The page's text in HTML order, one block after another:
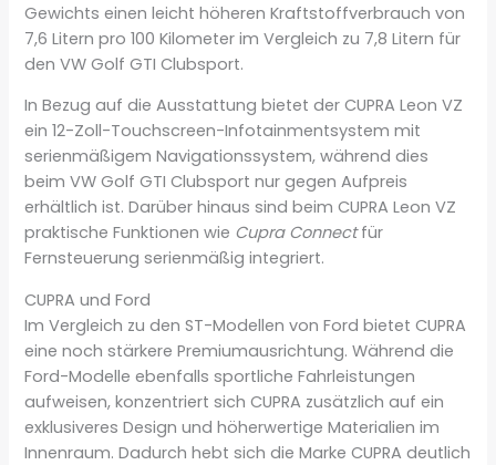
Gewichts einen leicht höheren Kraftstoffverbrauch von
7,6 Litern pro 100 Kilometer im Vergleich zu 7,8 Litern für
den VW Golf GTI Clubsport.
In Bezug auf die Ausstattung bietet der CUPRA Leon VZ
ein 12-Zoll-Touchscreen-Infotainmentsystem mit
serienmäßigem Navigationssystem, während dies
beim VW Golf GTI Clubsport nur gegen Aufpreis
erhältlich ist. Darüber hinaus sind beim CUPRA Leon VZ
praktische Funktionen wie Cupra Connectfür
Fernsteuerung serienmäßig integriert.
CUPRA und Ford
Im Vergleich zu den ST-Modellen von Ford bietet CUPRA
eine noch stärkere Premiumausrichtung. Während die
Ford-Modelle ebenfalls sportliche Fahrleistungen
aufweisen, konzentriert sich CUPRA zusätzlich auf ein
exklusiveres Design und höherwertige Materialien im
Innenraum. Dadurch hebt sich die Marke CUPRA deutlich